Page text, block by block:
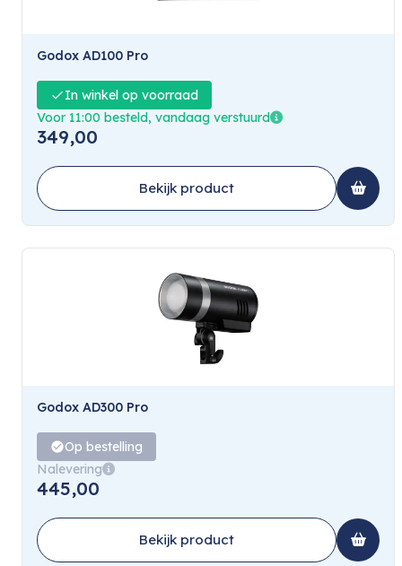
Godox AD100 Pro
In winkel op voorraad
Voor 11:00 besteld, vandaag verstuurd
349,00
Bekijk product
Godox AD300 Pro
Op bestelling
Nalevering
445,00
Bekijk product